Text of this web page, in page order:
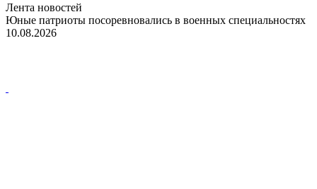
Лента новостей
Юные патриоты посоревновались в военных специальностях
10.08.2026